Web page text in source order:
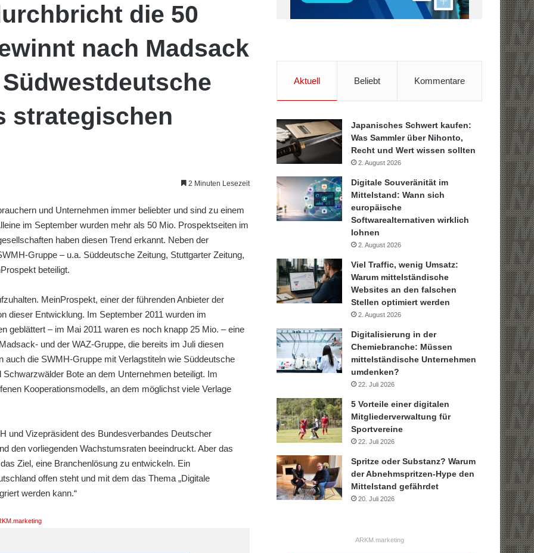
die 50
nach Madsack
strategischen
2 Minuten Lesezeit
und Unternehmen immer beliebter und sind zu einem
im September wurden mehr als 50 Mio. Prospektseiten im
haben diesen Trend erkannt. Neben der
Gruppe – u.a. Süddeutsche Zeitung, Stuttgarter Zeitung,
beteiligt.
MeinProspekt, einer der führenden Anbieter der
dieser Entwicklung. Im September 2011 wurden im
geblättert – im Mai 2011 waren es noch knapp 25 Mio. – eine
und der WAZ-Gruppe, die bereits im Juli diesen
die SWMH-Gruppe mit Verlagstiteln wie Süddeutsche
Bote an dem Unternehmen beteiligt. Im
Kooperationsmodells, an dem möglichst viele Verlage
und Vizepräsident des Bundesverbandes Deutscher
den vorliegenden Wachstumsraten beeindruckt. Aber das
Ziel, eine Branchenlösung zu entwickeln. Ein
offen steht und mit dem das Thema „Digitale
werden kann.“
Aktuell Beliebt Kommentare
Japanisches Schwert kaufen:
Was Sammler über Nihonto,
Recht und Wert wissen sollten
2. August 2026
Digitale Souveränität im
Mittelstand: Wann sich
europäische
Softwarealternativen wirklich
lohnen
2. August 2026
Viel Traffic, wenig Umsatz:
Warum mittelständische
Websites an den falschen
Stellen optimiert werden
2. August 2026
Digitalisierung in der
Chemiebranche: Müssen
mittelständische Unternehmen
umdenken?
22. Juli 2026
5 Vorteile einer digitalen
Mitgliederverwaltung für
Sportvereine
22. Juli 2026
Spritze oder Substanz? Warum
der Abnehmspritzen-Hype den
Mittelstand gefährdet
20. Juli 2026
ARKM.marketing